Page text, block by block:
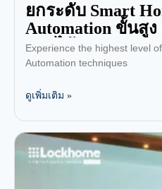
ยกระดับ Smart
Automation ขั้นสู
IoT ได้อย่างชาญ
Experience the highest level
Automation techniques
ดูเพิ่มเติม »